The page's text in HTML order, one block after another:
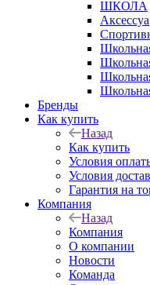
ШКОЛА
Бренды
Как купить
Назад
Как купить
Условия
Условия
Гарантия на
Компания
Назад
Компания
О компании
Новости
Команда